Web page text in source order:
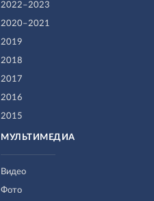
2022–2023
2020–2021
2019
2018
2017
2016
2015
МУЛЬТИМЕДИА
Видео
Фото